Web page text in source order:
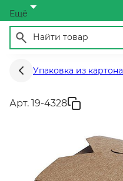
Ещё
Упаковка из картона
Арт. 19-4328